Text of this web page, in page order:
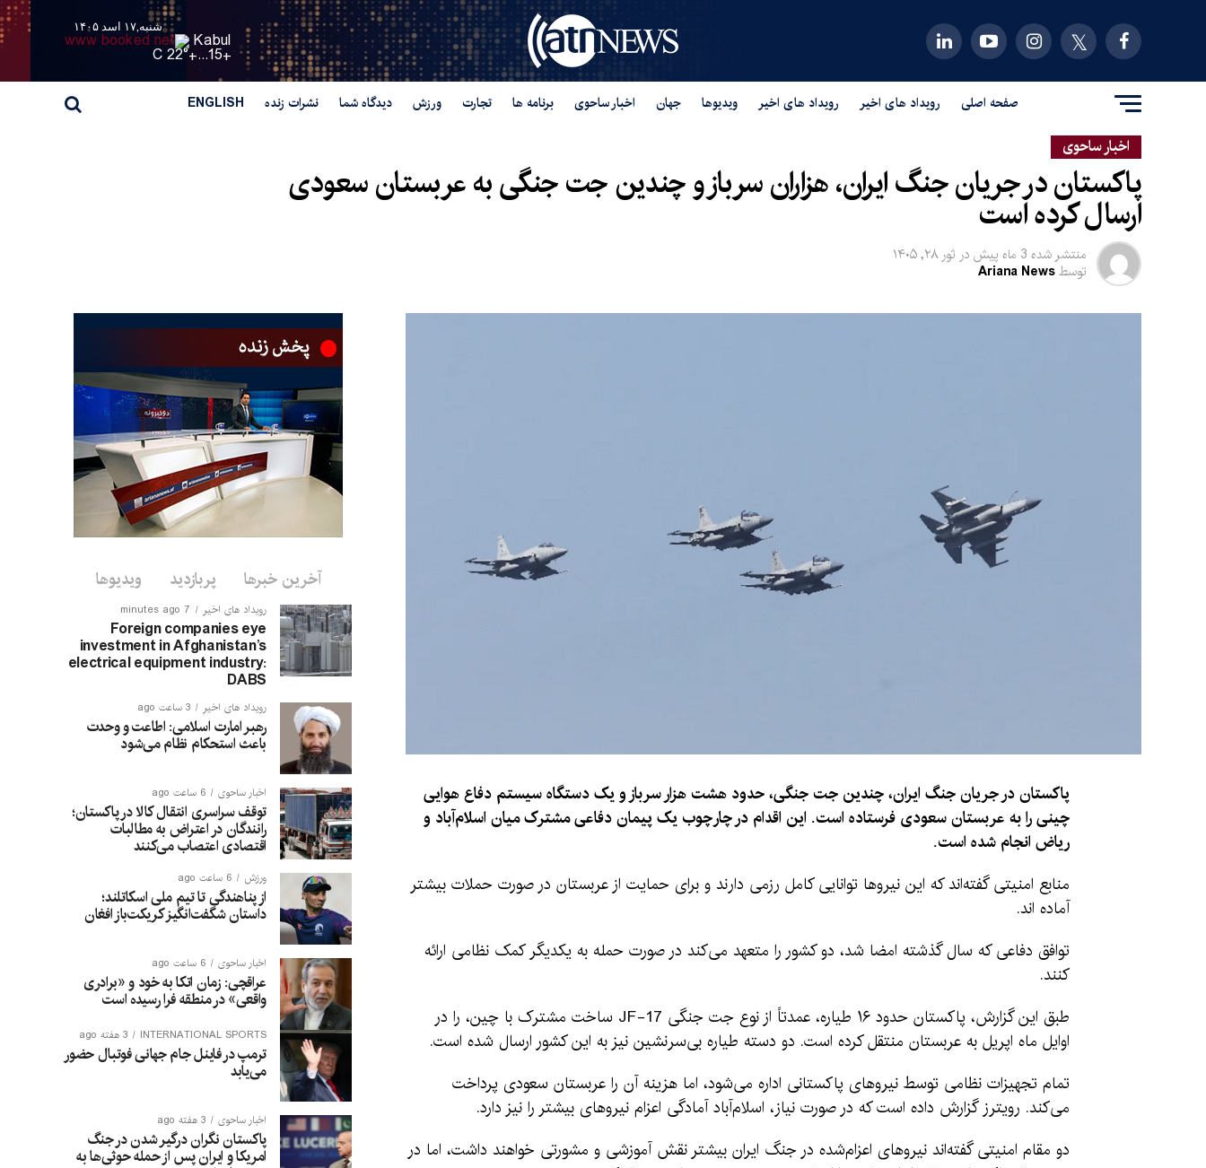
شنبه,۱۷ اسد ۱۴۰۵
Kabul
+
15...
+
22° C
صفحه اصلی رویداد های اخیر رویداد های اخیر ویدیوها جهان اخبار ساحوی برنامه ها تجارت ورزش دیدگاه شما نشرات زنده ENGLISH
اخبار ساحوی
پاکستان در جریان جنگ ایران، هزاران سرباز و چندین جت جنگی به عربستان سعودی
ارسال کرده است
منتشر شده 3 ماه پیش در ثور ۲۸, ۱۴۰۵
توسطAriana News
پاکستان در جریان جنگ ایران، چندین جت جنگی، حدود هشت هزار سرباز و یک دستگاه سیستم دفاع هوایی
چینی را به عربستان سعودی فرستاده است. این اقدام در چارچوب یک پیمان دفاعی مشترک میان اسلام‌آباد و
ریاض انجام شده است.
منابع امنیتی گفته‌اند که این نیروها توانایی کامل رزمی دارند و برای حمایت از عربستان در صورت حملات بیشتر
آماده اند.
توافق دفاعی که سال گذشته امضا شد، دو کشور را متعهد می‌کند در صورت حمله به یکدیگر کمک نظامی ارائه
کنند.
طبق این گزارش، پاکستان حدود ۱۶ طیاره، عمدتاً از نوع جت جنگی JF-17 ساخت مشترک با چین، را در
اوایل ماه اپریل به عربستان منتقل کرده است. دو دسته طیاره بی‌سرنشین نیز به این کشور ارسال شده است.
تمام تجهیزات نظامی توسط نیروهای پاکستانی اداره می‌شود، اما هزینه آن را عربستان سعودی پرداخت
می‌کند. رویترز گزارش داده است که در صورت نیاز، اسلام‌آباد آمادگی اعزام نیروهای بیشتر را نیز دارد.
دو مقام امنیتی گفته‌اند نیروهای اعزام‌شده در جنگ ایران بیشتر نقش آموزشی و مشورتی خواهند داشت، اما در
آخرین خبرها پربازدید ویدیوها
رویداد های اخیر 7 minutes ago
Foreign companies eye
investment in Afghanistan’s
electrical equipment industry:
DABS
رویداد های اخیر 3 ساعت ago
رهبر امارت اسلامی: اطاعت و وحدت
باعث استحکام نظام می‌شود
اخبار ساحوی 6 ساعت ago
توقف سراسری انتقال کالا در پاکستان؛
رانندگان در اعتراض به مطالبات
اقتصادی اعتصاب می‌کنند
ورزش 6 ساعت ago
از پناهندگی تا تیم ملی اسکاتلند؛
داستان شگفت‌انگیز کریکت‌باز افغان
اخبار ساحوی 6 ساعت ago
عراقچی: زمان اتکا به خود و «برادری
واقعی» در منطقه فرا رسیده است
INTERNATIONAL SPORTS 3 هفته ago
ترمپ در فاینل جام جهانی فوتبال حضور
می‌یابد
اخبار ساحوی 3 هفته ago
پاکستان نگران درگیر شدن در جنگ
امریکا و ایران پس از حمله حوثی‌ها به